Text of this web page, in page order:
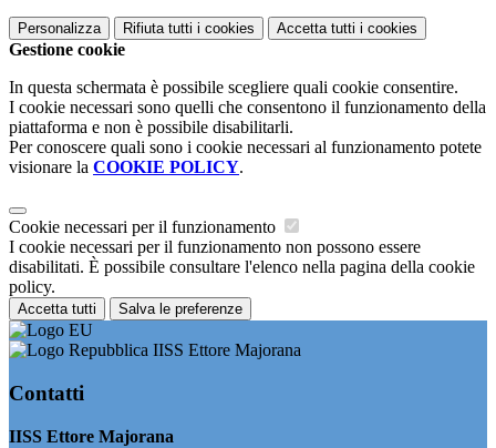
Personalizza Rifiuta tutti i cookies Accetta tutti i cookies
Gestione cookie
In questa schermata è possibile scegliere quali cookie consentire.
I cookie necessari sono quelli che consentono il funzionamento della
piattaforma e non è possibile disabilitarli.
Per conoscere quali sono i cookie necessari al funzionamento potete
visionare la COOKIE POLICY.
Cookie necessari per il funzionamento
I cookie necessari per il funzionamento non possono essere
disabilitati. È possibile consultare l'elenco nella pagina della cookie
policy.
Accetta tutti Salva le preferenze
IISS Ettore Majorana
Contatti
IISS Ettore Majorana